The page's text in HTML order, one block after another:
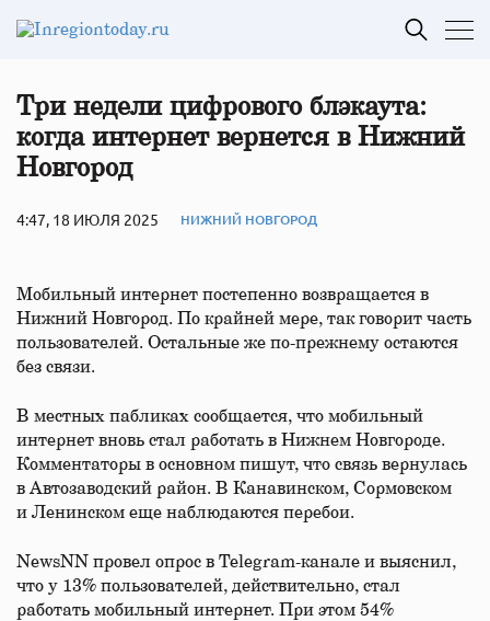
Три недели цифрового блэкаута:
когда интернет вернется в Нижний
Новгород
4:47, 18 ИЮЛЯ 2025 НИЖНИЙ НОВГОРОД
Мобильный интернет постепенно возвращается в
Нижний Новгород. По крайней мере, так говорит часть
пользователей. Остальные же по-прежнему остаются
без связи.
В местных пабликах сообщается, что мобильный
интернет вновь стал работать в Нижнем Новгороде.
Комментаторы в основном пишут, что связь вернулась
в Автозаводский район. В Канавинском, Сормовском
и Ленинском еще наблюдаются перебои.
NewsNN провел опрос в Telegram-канале и выяснил,
что у 13% пользователей, действительно, стал
работать мобильный интернет. При этом 54%